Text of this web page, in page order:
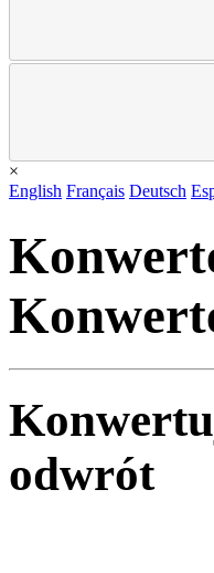
×
English Français Deutsch
odwrót